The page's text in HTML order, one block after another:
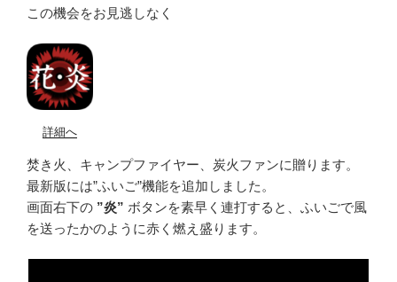
この機会をお見逃しなく
詳細へ
焚き火、キャンプファイヤー、炭火ファンに贈ります。
最新版には”ふいご”機能を追加しました。
画面右下の ”炎” ボタンを素早く連打すると、ふいごで風
を送ったかのように赤く燃え盛ります。